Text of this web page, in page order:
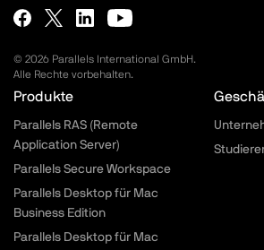
© 2026 Parallels International GmbH.
Alle Rechte vorbehalten.
Parallels.com - Footer
Produkte
Parallels RAS (Remote
Application Server)
Parallels Secure Workspace
Parallels Desktop für Mac
Business Edition
Parallels Desktop für Mac